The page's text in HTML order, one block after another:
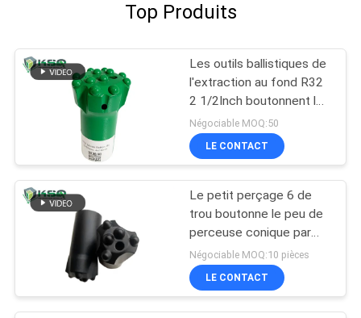
Top Produits
Les outils ballistiques de
l'extraction au fond R32
2 1/2Inch boutonnent le
peu de perceuse
Négociable MOQ:50
LE CONTACT
Le petit perçage 6 de
trou boutonne le peu de
perceuse conique par
36mm de bouton de
30mm 32mm
Négociable MOQ:10 pièces
LE CONTACT